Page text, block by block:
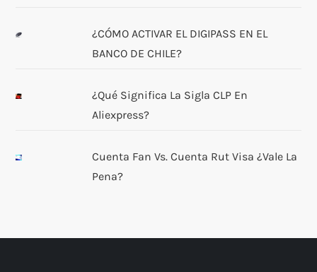
¿CÓMO ACTIVAR EL DIGIPASS EN EL
BANCO DE CHILE?
¿Qué Significa La Sigla CLP En
Aliexpress?
Cuenta Fan Vs. Cuenta Rut Visa ¿Vale La
Pena?